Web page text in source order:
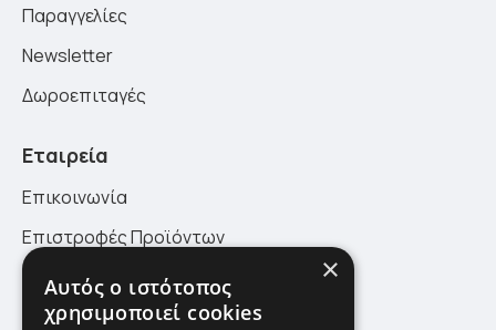
Παραγγελίες
Newsletter
Δωροεπιταγές
Εταιρεία
Επικοινωνία
Επιστροφές Προϊόντων
Πολιτική Επιστροφών
Site Map
×
Αυτός ο ιστότοπος
χρησιμοποιεί cookies